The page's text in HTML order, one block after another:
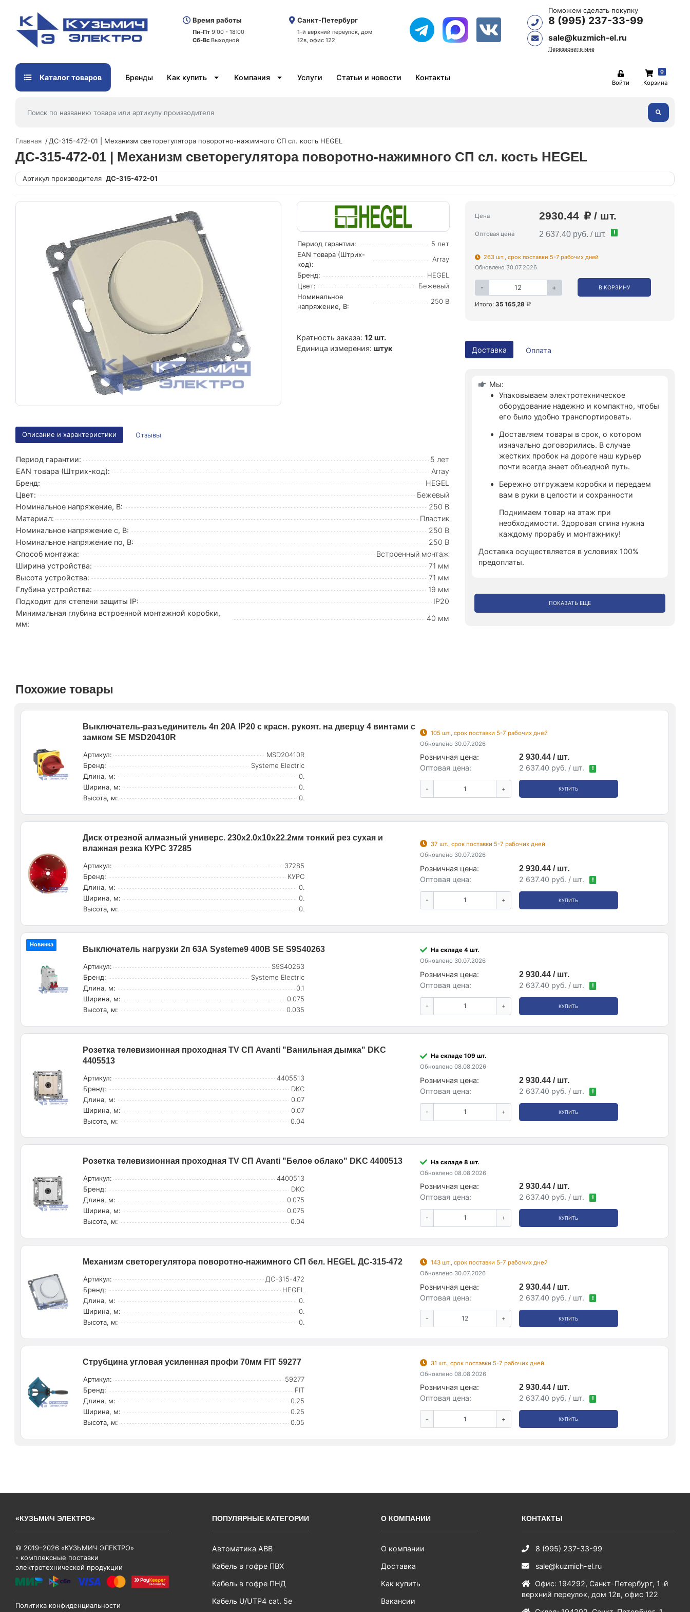
Время работы
Пн-Пт 9:00 - 18:00
Сб-Вс Выходной
Санкт-Петербург
1-й верхний переулок, дом
12в, офис 122
Поможем сделать покупку
8 (995) 237-33-99
sale@kuzmich-el.ru
Перезвоните мне
Каталог товаров Бренды Как купить Компания Услуги Статьи и новости Контакты
Войти
0
Корзина
Главная ДС-315-472-01 | Механизм светорегулятора поворотно-нажимного СП сл. кость HEGEL
ДС-315-472-01 | Механизм светорегулятора поворотно-нажимного СП сл. кость HEGEL
Артикул производителя ДС-315-472-01
Период гарантии:
5 лет
EAN товара (Штрих-
код):
Array
Бренд:
HEGEL
Цвет:
Бежевый
Номинальное
напряжение, В:
250 В
Кратность заказа: 12 шт.
Единица измерения: штук
Цена 2930.44 / шт.
Оптовая цена 2 637.40 руб. / шт. !
263 шт., срок поставки 5-7 рабочих дней
Обновлено 30.07.2026
- + В КОРЗИНУ
Итого: 35 165,28
Доставка Оплата
Мы:
Упаковываем электротехническое
оборудование надежно и компактно, чтобы
его было удобно транспортировать.
Доставляем товары в срок, о котором
изначально договорились. В случае
жестких пробок на дороге наш курьер
почти всегда знает объездной путь.
Бережно отгружаем коробки и передаем
вам в руки в целости и сохранности
Поднимаем товар на этаж при
необходимости. Здоровая спина нужна
каждому прорабу и монтажнику!
Доставка осуществляется в условиях 100%
предоплаты.
ПОКАЗАТЬ ЕЩЕ
Описание и характеристики Отзывы
Период гарантии:
5 лет
EAN товара (Штрих-код):
Array
Бренд:
HEGEL
Цвет:
Бежевый
Номинальное напряжение, В:
250 В
Материал:
Пластик
Номинальное напряжение с, В:
250 В
Номинальное напряжение по, В:
250 В
Способ монтажа:
Встроенный монтаж
Ширина устройства:
71 мм
Высота устройства:
71 мм
Глубина устройства:
19 мм
Подходит для степени защиты IP:
IP20
Минимальная глубина встроенной монтажной коробки,
мм:
40 мм
Похожие товары
Выключатель-разъединитель 4п 20А IP20 с красн. рукоят. на дверцу 4 винтами с
замком SE MSD20410R
Артикул:
MSD20410R
Бренд:
Systeme Electric
Длина, м:
0.
Ширина, м:
0.
Высота, м:
0.
105 шт., срок поставки 5-7 рабочих дней
Обновлено 30.07.2026
Розничная цена:
2 930.44 / шт.
Оптовая цена:
2 637.40 руб. / шт. !
- + КУПИТЬ
Диск отрезной алмазный универс. 230х2.0х10х22.2мм тонкий рез сухая и
влажная резка КУРС 37285
Артикул:
37285
Бренд:
КУРС
Длина, м:
0.
Ширина, м:
0.
Высота, м:
0.
37 шт., срок поставки 5-7 рабочих дней
Обновлено 30.07.2026
Розничная цена:
2 930.44 / шт.
Оптовая цена:
2 637.40 руб. / шт. !
- + КУПИТЬ
Новинка
Выключатель нагрузки 2п 63А Systeme9 400В SE S9S40263
Артикул:
S9S40263
Бренд:
Systeme Electric
Длина, м:
0.1
Ширина, м:
0.075
Высота, м:
0.035
На складе 4 шт.
Обновлено 30.07.2026
Розничная цена:
2 930.44 / шт.
Оптовая цена:
2 637.40 руб. / шт. !
- + КУПИТЬ
Розетка телевизионная проходная TV СП Avanti "Ванильная дымка" DKC
4405513
Артикул:
4405513
Бренд:
DKC
Длина, м:
0.07
Ширина, м:
0.07
Высота, м:
0.04
На складе 109 шт.
Обновлено 08.08.2026
Розничная цена:
2 930.44 / шт.
Оптовая цена:
2 637.40 руб. / шт. !
- + КУПИТЬ
Розетка телевизионная проходная TV СП Avanti "Белое облако" DKC 4400513
Артикул:
4400513
Бренд:
DKC
Длина, м:
0.075
Ширина, м:
0.075
Высота, м:
0.04
На складе 8 шт.
Обновлено 08.08.2026
Розничная цена:
2 930.44 / шт.
Оптовая цена:
2 637.40 руб. / шт. !
- + КУПИТЬ
Механизм светорегулятора поворотно-нажимного СП бел. HEGEL ДС-315-472
Артикул:
ДС-315-472
Бренд:
HEGEL
Длина, м:
0.
Ширина, м:
0.
Высота, м:
0.
143 шт., срок поставки 5-7 рабочих дней
Обновлено 30.07.2026
Розничная цена:
2 930.44 / шт.
Оптовая цена:
2 637.40 руб. / шт. !
- + КУПИТЬ
Струбцина угловая усиленная профи 70мм FIT 59277
Артикул:
59277
Бренд:
FIT
Длина, м:
0.25
Ширина, м:
0.25
Высота, м:
0.05
31 шт., срок поставки 5-7 рабочих дней
Обновлено 08.08.2026
Розничная цена:
2 930.44 / шт.
Оптовая цена:
2 637.40 руб. / шт. !
- + КУПИТЬ
«КУЗЬМИЧ ЭЛЕКТРО»
© 2019–2026 «КУЗЬМИЧ ЭЛЕКТРО»
- комплексные поставки
электротехнической продукции
Политика конфиденциальности
ПОПУЛЯРНЫЕ КАТЕГОРИИ
Автоматика ABB
Кабель в гофре ПВХ
Кабель в гофре ПНД
Кабель U/UTP4 cat. 5e
О КОМПАНИИ
О компании
Доставка
Как купить
Вакансии
КОНТАКТЫ
8 (995) 237-33-99
sale@kuzmich-el.ru
Офис: 194292, Санкт-Петербург, 1-й
верхний переулок, дом 12в, офис 122